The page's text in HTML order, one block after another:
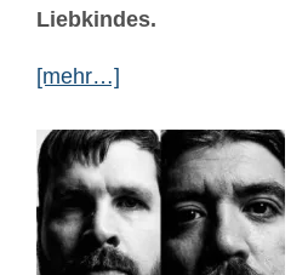
Liebkindes.
[mehr…]